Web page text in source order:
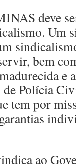
deve
Um
bem
e
Polícia
tem por
ao